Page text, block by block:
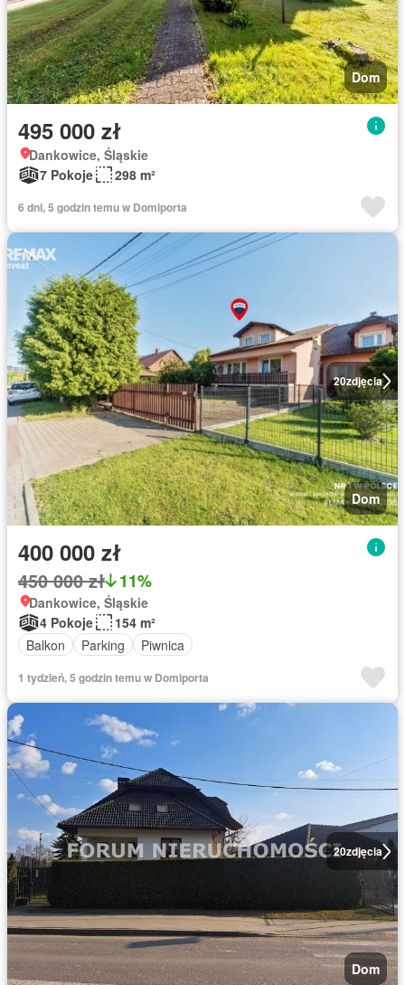
Dom
495 000 zł
Dankowice, Śląskie
7 Pokoje
298 m²
6 dni, 5 godzin temu w Domiporta
20zdjęcia
Dom
400 000 zł
450 000 zł 11%
Dankowice, Śląskie
4 Pokoje
154 m²
Balkon
Parking Piwnica
1 tydzień, 5 godzin temu w Domiporta
20zdjęcia
Dom